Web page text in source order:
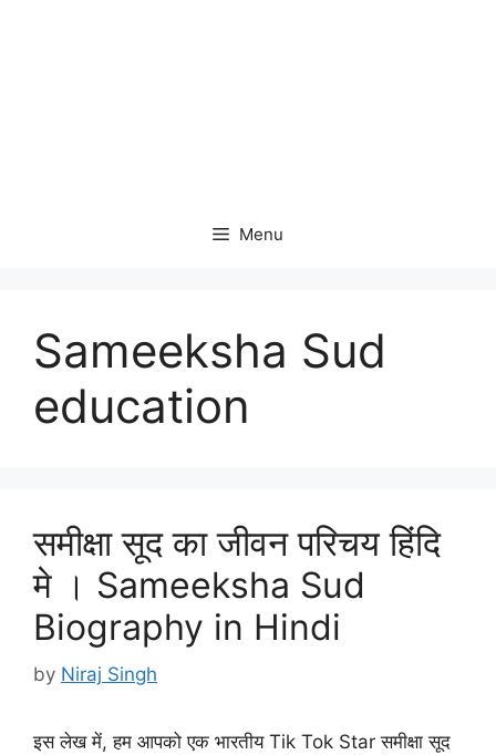
Menu
Sameeksha Sud
education
समीक्षा सूद का जीवन परिचय हिंदि
मे । Sameeksha Sud
Biography in Hindi
by Niraj Singh
इस लेख में, हम आपको एक भारतीय Tik Tok Star समीक्षा सूद